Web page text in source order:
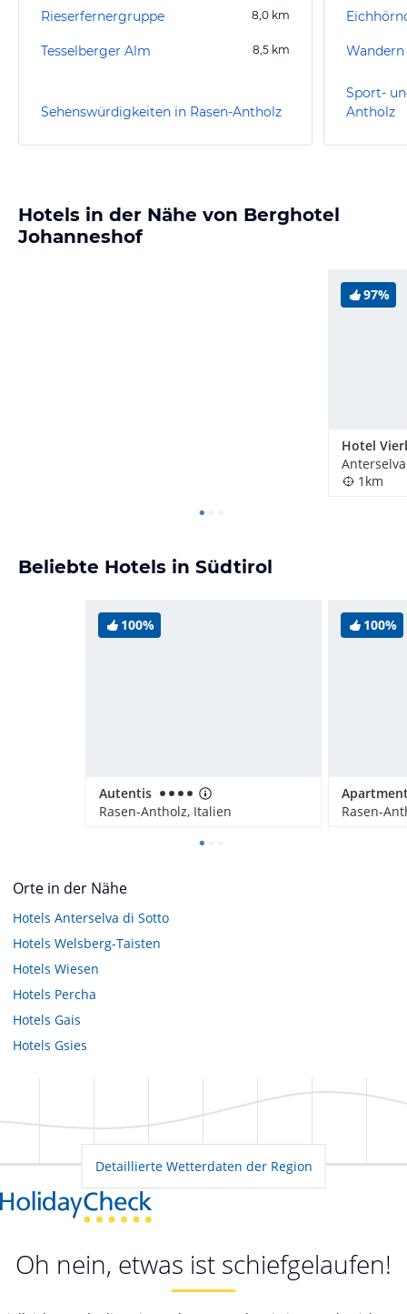
Rieserfernergruppe 8,0 km
Tesselberger Alm 8,5 km
Sehenswürdigkeiten in Rasen-Antholz
Sport-
Antholz
Hotels in der Nähe von Berghotel
Johanneshof
97%
1km
Beliebte Hotels in Südtirol
100%
Autentis
Rasen-Antholz, Italien
100%
Rasen-
Orte in der Nähe
Hotels Anterselva di Sotto
Hotels Welsberg-Taisten
Hotels Wiesen
Hotels Percha
Hotels Gais
Hotels Gsies
Detaillierte Wetterdaten der Region
Oh nein, etwas ist schiefgelaufen!